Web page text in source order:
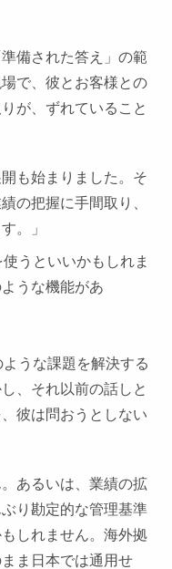
備された答え」の範
で、彼とお客様との
が、ずれていること
も始まりました。そ
の把握に手間取り、
。」
うといいかもしれま
うな機能があ
うな課題を解決する
、それ以前の話しと
彼は問おうとしない
あるいは、業績の拡
り勘定的な管理基準
しれません。海外拠
ま日本では通用せ